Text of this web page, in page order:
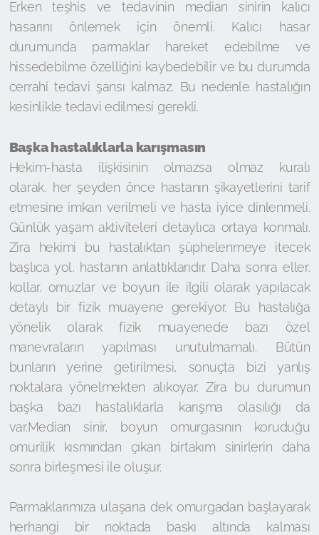
Erken teşhis ve tedavinin median sinirin kalıcı
hasarını önlemek için önemli. Kalıcı hasar
durumunda parmaklar hareket edebilme ve
hissedebilme özelliğini kaybedebilir ve bu durumda
cerrahi tedavi şansı kalmaz. Bu nedenle hastalığın
kesinlikle tedavi edilmesi gerekli.
Başka hastalıklarla karışmasın
Hekim-hasta ilişkisinin olmazsa olmaz kuralı
olarak, her şeyden önce hastanın şikayetlerini tarif
etmesine imkan verilmeli ve hasta iyice dinlenmeli.
Günlük yaşam aktiviteleri detaylıca ortaya konmalı.
Zira hekimi bu hastalıktan şüphelenmeye itecek
başlıca yol, hastanın anlattıklarıdır. Daha sonra eller,
kollar, omuzlar ve boyun ile ilgili olarak yapılacak
detaylı bir fizik muayene gerekiyor. Bu hastalığa
yönelik olarak fizik muayenede bazı özel
manevraların yapılması unutulmamalı. Bütün
bunların yerine getirilmesi, sonuçta bizi yanlış
noktalara yönelmekten alıkoyar. Zira bu durumun
başka bazı hastalıklarla karışma olasılığı da
var.Median sinir, boyun omurgasının koruduğu
omurilik kısmından çıkan birtakım sinirlerin daha
sonra birleşmesi ile oluşur.
Parmaklarımıza ulaşana dek omurgadan başlayarak
herhangi bir noktada baskı altında kalması